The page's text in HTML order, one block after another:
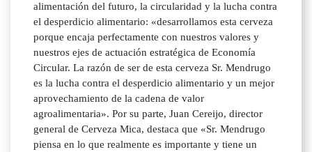
alimentación del futuro, la circularidad y la lucha contra
el desperdicio alimentario: «desarrollamos esta cerveza
porque encaja perfectamente con nuestros valores y
nuestros ejes de actuación estratégica de Economía
Circular. La razón de ser de esta cerveza Sr. Mendrugo
es la lucha contra el desperdicio alimentario y un mejor
aprovechamiento de la cadena de valor
agroalimentaria». Por su parte, Juan Cereijo, director
general de Cerveza Mica, destaca que «Sr. Mendrugo
piensa en lo que realmente es importante y tiene un